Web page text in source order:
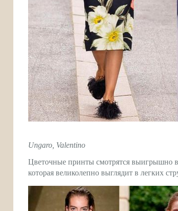
Ungaro, Valentino
Цветочные принты смотрятся выигрышно
которая великолепно выглядит в легких